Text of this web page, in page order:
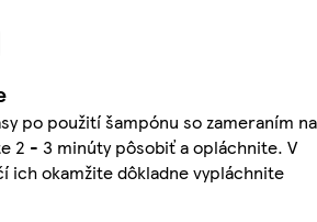
po použití šampónu so zameraním na
2 - 3 minúty pôsobiť a opláchnite. V
ich okamžite dôkladne vypláchnite